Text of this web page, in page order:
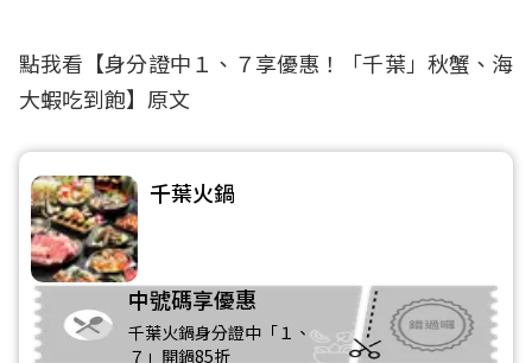
點我看【身分證中１、７享優惠！「千葉」秋蟹、海
大蝦吃到飽】原文
千葉火鍋
中號碼享優惠
千葉火鍋身分證中「１、
７」開鍋85折